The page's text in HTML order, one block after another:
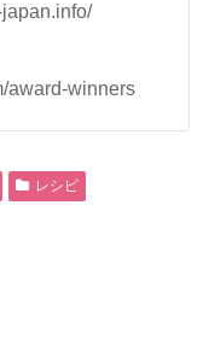
award-winners
レシピ